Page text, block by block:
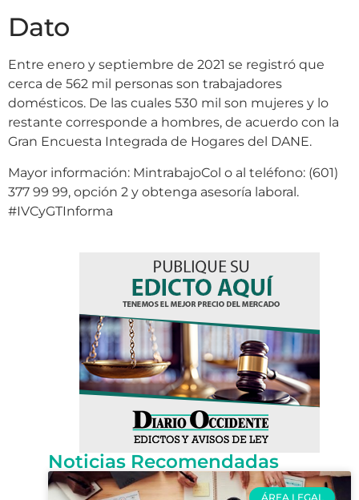
Dato
Entre enero y septiembre de 2021 se registró que
cerca de 562 mil personas son trabajadores
domésticos. De las cuales 530 mil son mujeres y lo
restante corresponde a hombres, de acuerdo con la
Gran Encuesta Integrada de Hogares del DANE.
Mayor información: MintrabajoCol o al teléfono: (601)
377 99 99, opción 2 y obtenga asesoría laboral.
#IVCyGTInforma
Noticias Recomendadas
ÁREA LEGAL